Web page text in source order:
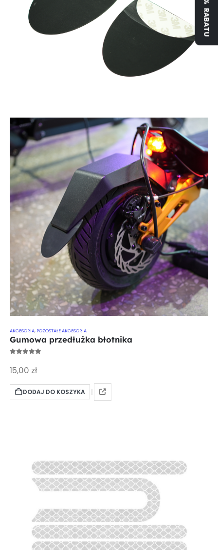
AKCESORIA, POZOSTAŁE AKCESORIA
Gumowa przedłużka błotnika
15,00 zł
DODAJ DO KOSZYKA